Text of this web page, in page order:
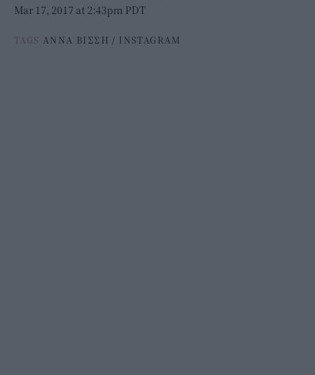
Mar 17, 2017 at 2:43pm PDT
TAGS ΑΝΝΑ ΒΙΣΣΗ / INSTAGRAM